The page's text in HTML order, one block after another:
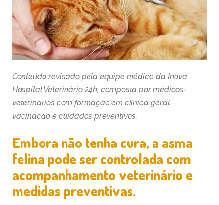
Conteúdo revisado pela equipe médica da Inova
Hospital Veterinário 24h, composta por médicos-
veterinários com formação em clínica geral,
vacinação e cuidados preventivos.
Embora não tenha cura, a asma
felina pode ser controlada com
acompanhamento veterinário e
medidas preventivas.